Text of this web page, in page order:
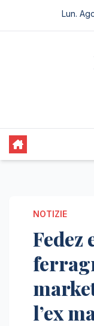
Lun.
NOTIZIE
Fedez
l’ex